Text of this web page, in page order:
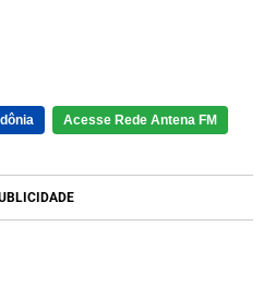
Acesse Rede Antena FM